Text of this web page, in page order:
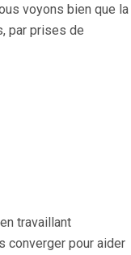
voyons bien que la
par prises de
travaillant
converger pour aider